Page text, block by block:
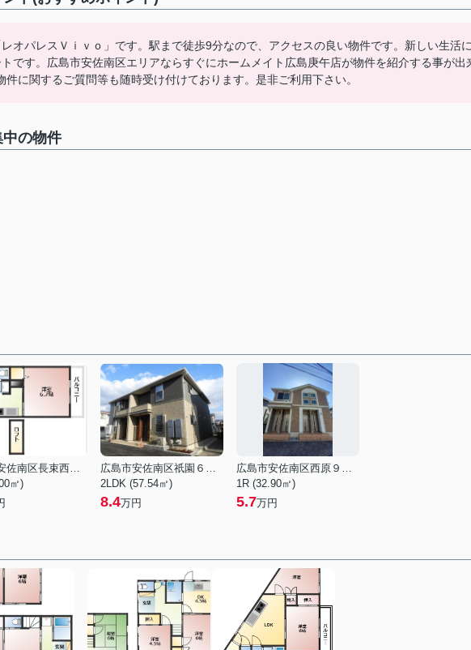
オパレスＶｉｖｏ」です。駅まで徒歩9分なので、アクセスの良い物件です。新しい生活に
です。広島市安佐南区エリアならすぐにホームメイト広島庚午店が物件を紹介する事が出
に関するご質問等も随時受け付けております。是非ご利用下さい。
の物件
広島市安佐南区長束西１丁目
㎡)
広島市安佐南区祇園６丁目
2LDK (57.54㎡)
8.4万円
広島市安佐南区西原９丁目
1R (32.90㎡)
5.7万円